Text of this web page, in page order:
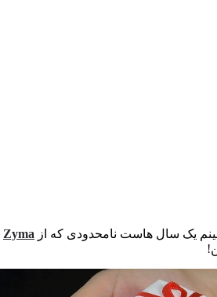
یک سال هاست نامحدودی که از Zyma